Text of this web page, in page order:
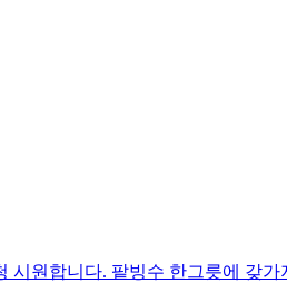
원합니다. 팥빙수 한그릇에 갖